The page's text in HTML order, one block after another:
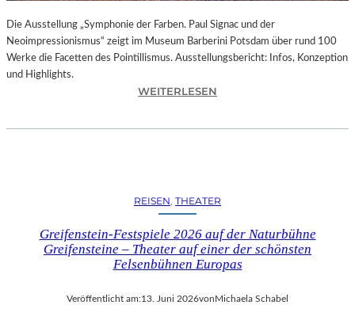
T
“
(
6
Z
N
S
O
Die Ausstellung „Symphonie der Farben. Paul Signac und der
Neoimpressionismus“ zeigt im Museum Barberini Potsdam über rund 100
Werke die Facetten des Pointillismus. Ausstellungsbericht: Infos, Konzeption
und Highlights.
WEITERLESEN
L
U
N
G
REISEN THEATER
Greifenstein-Festspiele 2026 auf der Naturbühne
Greifensteine – Theater auf einer der schönsten
Felsenbühnen Europas
Veröffentlicht am:13. Juni 2026vonMichaela Schabel